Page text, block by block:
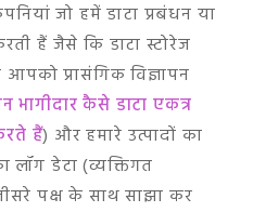
जो हमें डाटा प्रबंधन या
हैं जैसे कि डाटा स्टोरेज
प्रासंगिक विज्ञापन
भागीदार कैसे डाटा एकत्र
हैं) और हमारे उत्पादों का
डेटा (व्यक्तिगत
पक्ष के साथ साझा कर